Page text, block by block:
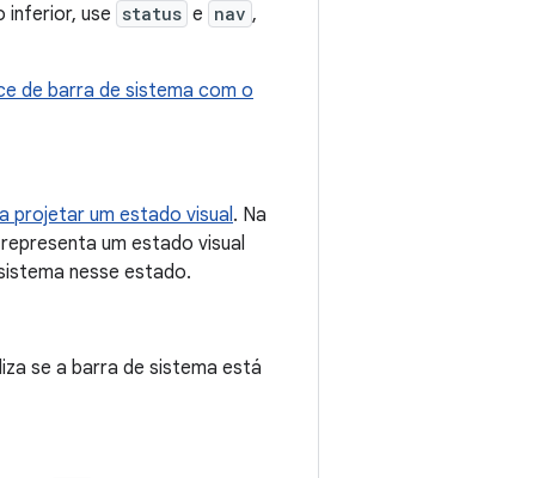
inferior, use status e nav ,
de barra de sistema com o
projetar um estado visual. Na
um estado visual
nesse estado.
se a barra de sistema está